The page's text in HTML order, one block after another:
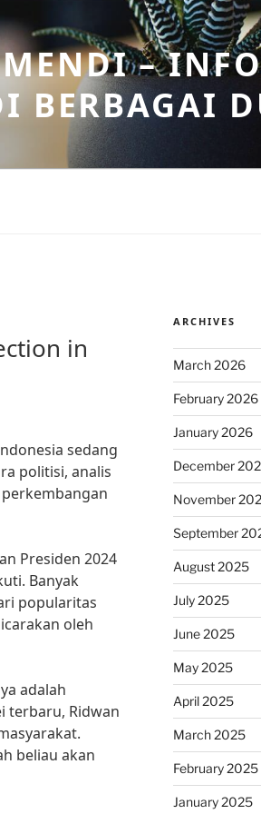
–
BERBAGAI
in
sedang
politisi, analis
Presiden 2024
Banyak
popularitas
oleh
adalah
terbaru, Ridwan
beliau akan
ARCHIVES
March 2026
February 2026
January 2026
December
November
September
August 2025
July 2025
June 2025
May 2025
April 2025
March 2025
February 2025
January 2025